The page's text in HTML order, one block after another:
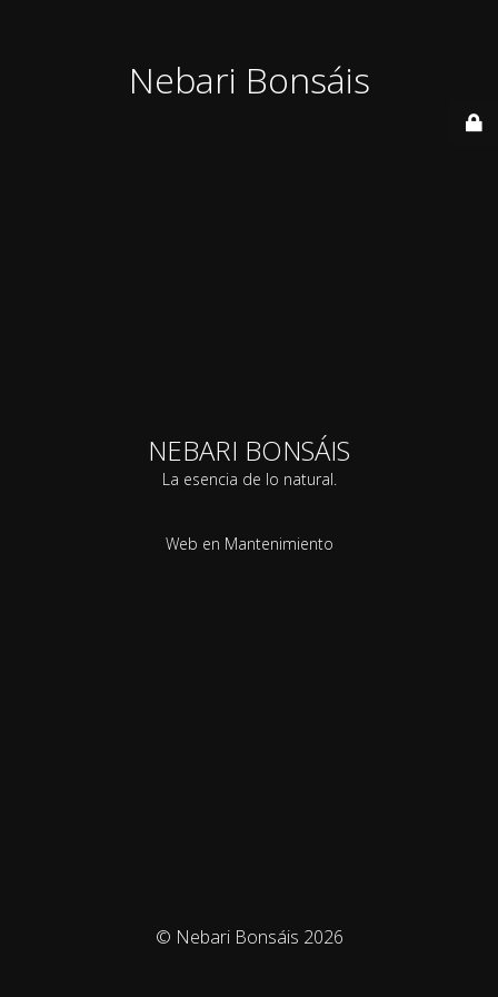
Nebari Bonsáis
NEBARI BONSÁIS
La esencia de lo natural.
Web en Mantenimiento
© Nebari Bonsáis 2026